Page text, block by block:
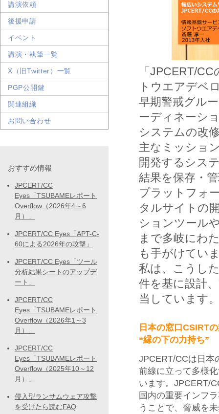
「JPCERT/
トウエアデベ
早期警戒グル
ーディネーシ
システムの改
主なミッショ
開発するシス
結果を保存・
プラットフォ
タルサイトの
ションツール
まで多岐にわ
も手がけてい
私は、こうし
件を基に設計
当しています
日本の窓口CSIRT
“縁の下の力持ち”
JPCERT/CCは日本
前線に立って多様
います。JPCERT/
国内の重要インフ
うことで、脅威を
講演依頼
後援申請
イベント
講演・執筆一覧
X（旧Twitter）一覧
PGP公開鍵
関連組織
お問い合わせ
おすすめ情報
JPCERT/CC
Eyes「TSUBAMEレポート
Overflow（2026年4～6
月）」
JPCERT/CC Eyes「APT-C-
60による2026年の攻撃」
JPCERT/CC Eyes「ツール
分析結果シートのアップデ
ート」
JPCERT/CC
Eyes「TSUBAMEレポート
Overflow（2026年1～3
月）」
JPCERT/CC
Eyes「TSUBAMEレポート
Overflow（2025年10～12
月）」
侵入型ランサムウェア攻撃
を受けたら読むFAQ